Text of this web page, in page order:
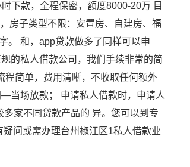
下款，全程保密，额度8000-20万 目
房子类型不限：安置房、自建房、福
。 和，app贷款做多了同样可以申
的私人借款公司，我们手续非常的简
程简单，费用清晰，不收取任何额外
场放款； 申请私人借款时，申请人
家不同贷款产品的 异。您可以到专
问或需办理台州椒江区1私人借款业